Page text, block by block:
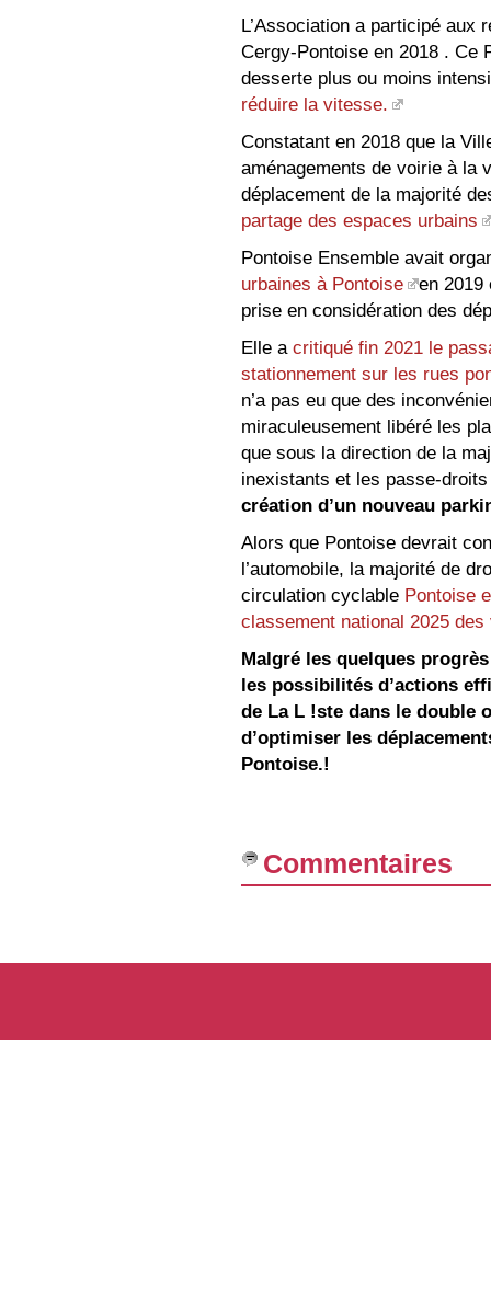
L’Association a participé aux
Cergy-Pontoise en 2018 . Ce
desserte plus ou moins
réduire la vitesse.
Constatant en 2018 que la
aménagements de voirie à la
déplacement de la majorité
partage des espaces urbains
Pontoise Ensemble avait
urbaines à Pontoise
en 2019
prise en considération des
Elle a critiqué fin 2021 le
stationnement sur les rues
n’a pas eu que des
miraculeusement libéré les
que sous la direction de la
inexistants et les passe-
création d’un nouveau
Alors que Pontoise devrait
l’automobile, la majorité de
circulation cyclable Pontoise
classement national 2025
Malgré les quelques
les possibilités d’actions
de La L !ste dans le double
d’optimiser les
Pontoise.!
Commentaires